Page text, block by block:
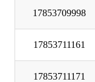
17853709998
17853711161
17853711171